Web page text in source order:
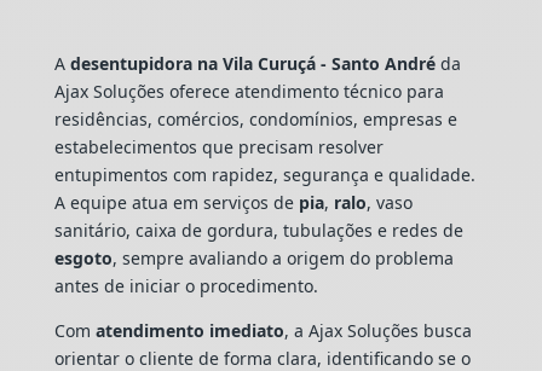
A desentupidora na Vila Curuçá - Santo Andréda
Ajax Soluções oferece atendimento técnico para
residências, comércios, condomínios, empresas e
estabelecimentos que precisam resolver
entupimentos com rapidez, segurança e qualidade.
A equipe atua em serviços de pia, ralo, vaso
sanitário, caixa de gordura, tubulações e redes de
esgoto, sempre avaliando a origem do problema
antes de iniciar o procedimento.
Com atendimento imediato, a Ajax Soluções busca
orientar o cliente de forma clara, identificando se o